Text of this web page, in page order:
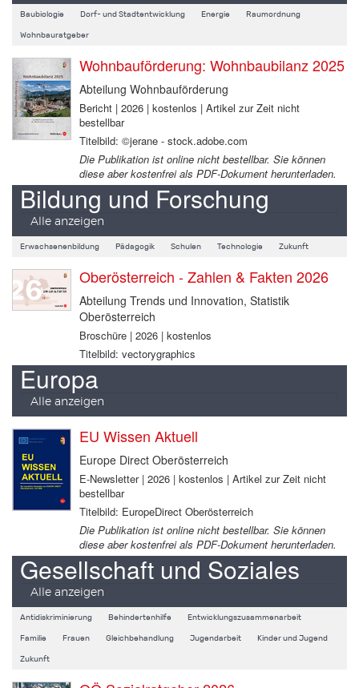
Baubiologie Dorf- und Stadtentwicklung Energie Raumordnung
Wohnbauratgeber
Wohnbauförderung: Wohnbaubilanz 2025
Abteilung Wohnbauförderung
Bericht | 2026 | kostenlos | Artikel zur Zeit nicht
bestellbar
Titelbild: ©jerane - stock.adobe.com
Die Publikation ist online nicht bestellbar. Sie können
diese aber kostenfrei als PDF-Dokument herunterladen.
Bildung und Forschung
Alle anzeigen
Erwachsenenbildung Pädagogik Schulen Technologie Zukunft
Oberösterreich - Zahlen & Fakten 2026
Abteilung Trends und Innovation, Statistik
Oberösterreich
Broschüre | 2026 | kostenlos
Titelbild: vectorygraphics
Europa
Alle anzeigen
EU Wissen Aktuell
Europe Direct Oberösterreich
E-Newsletter | 2026 | kostenlos | Artikel zur Zeit nicht
bestellbar
Titelbild: EuropeDirect Oberösterreich
Die Publikation ist online nicht bestellbar. Sie können
diese aber kostenfrei als PDF-Dokument herunterladen.
Gesellschaft und Soziales
Alle anzeigen
Antidiskriminierung Behindertenhilfe Entwicklungszusammenarbeit
Familie Frauen Gleichbehandlung Jugendarbeit Kinder und Jugend
Zukunft